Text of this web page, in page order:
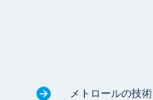
メトロールの技術